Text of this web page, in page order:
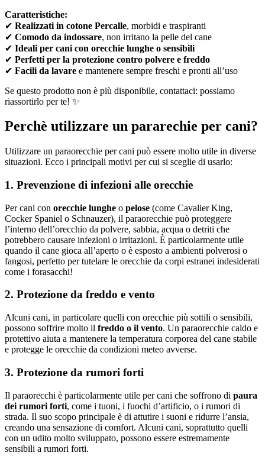
Caratteristiche:
✔ Realizzati in cotone Percalle, morbidi e traspiranti
✔ Comodo da indossare, non irritano la pelle del cane
✔ Ideali per cani con orecchie lunghe o sensibili
✔ Perfetti per la protezione contro polvere e freddo
✔ Facili da lavare e mantenere sempre freschi e pronti all’uso
Se questo prodotto non è più disponibile, contattaci: possiamo
riassortirlo per te! ✨
Perchè utilizzare un pararechie per cani?
Utilizzare un paraorecchie per cani può essere molto utile in diverse
situazioni. Ecco i principali motivi per cui si sceglie di usarlo:
1. Prevenzione di infezioni alle orecchie
Per cani con orecchie lunghe o pelose (come Cavalier King,
Cocker Spaniel o Schnauzer), il paraorecchie può proteggere
l’interno dell’orecchio da polvere, sabbia, acqua o detriti che
potrebbero causare infezioni o irritazioni. È particolarmente utile
quando il cane gioca all’aperto o è esposto a ambienti polverosi o
fangosi, perfetto per tutelare le orecchie da corpi estranei indesiderati
come i forasacchi!
2. Protezione da freddo e vento
Alcuni cani, in particolare quelli con orecchie più sottili o sensibili,
possono soffrire molto il freddo o il vento. Un paraorecchie caldo e
protettivo aiuta a mantenere la temperatura corporea del cane stabile
e protegge le orecchie da condizioni meteo avverse.
3. Protezione da rumori forti
Il paraorecchi è particolarmente utile per cani che soffrono di paura
dei rumori forti, come i tuoni, i fuochi d’artificio, o i rumori di
strada. Il suo scopo principale è di attutire i suoni e ridurre l’ansia,
creando una sensazione di comfort. Alcuni cani, soprattutto quelli
con un udito molto sviluppato, possono essere estremamente
sensibili a rumori forti.